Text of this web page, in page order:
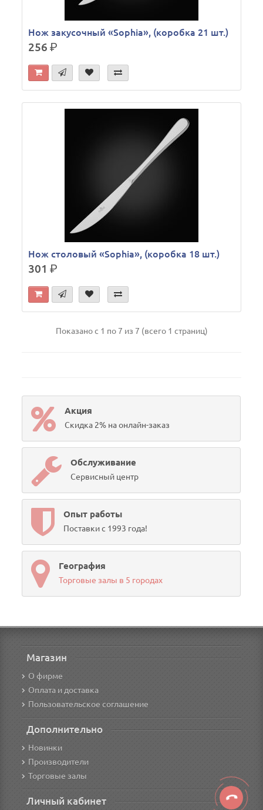
Нож закусочный «Sophia», (коробка 21 шт.)
256р.
Нож столовый «Sophia», (коробка 18 шт.)
301р.
Показано с 1 по 7 из 7 (всего 1 страниц)
Акция
Скидка 2% на онлайн-заказ
Обслуживание
Сервисный центр
Опыт работы
Поставки с 1993 года!
География
Торговые залы в 5 городах
Магазин
О фирме
Оплата и доставка
Пользовательское соглашение
Дополнительно
Новинки
Производители
Торговые залы
Личный кабинет